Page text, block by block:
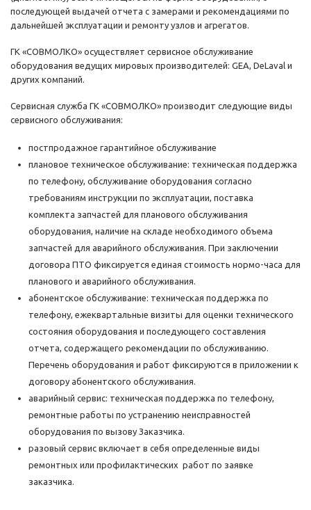
последующей выдачей отчета с замерами и рекомендациями по
дальнейшей эксплуатации и ремонту узлов и агрегатов.
ГК «СОВМОЛКО» осуществляет сервисное обслуживание
оборудования ведущих мировых производителей: GEA, DeLaval и
других компаний.
Сервисная служба ГК «СОВМОЛКО» производит следующие виды
сервисного обслуживания:
постпродажное гарантийное обслуживание
плановое техническое обслуживание: техническая поддержка
по телефону, обслуживание оборудования согласно
требованиям инструкции по эксплуатации, поставка
комплекта запчастей для планового обслуживания
оборудования, наличие на складе необходимого объема
запчастей для аварийного обслуживания. При заключении
договора ПТО фиксируется единая стоимость нормо-часа для
планового и аварийного обслуживания.
абонентское обслуживание: техническая поддержка по
телефону, ежеквартальные визиты для оценки технического
состояния оборудования и последующего составления
отчета, содержащего рекомендации по обслуживанию.
Перечень оборудования и работ фиксируются в приложении к
договору абонентского обслуживания.
аварийный сервис: техническая поддержка по телефону,
ремонтные работы по устранению неисправностей
оборудования по вызову Заказчика.
разовый сервис включает в себя определенные виды
ремонтных или профилактических работ по заявке
заказчика.